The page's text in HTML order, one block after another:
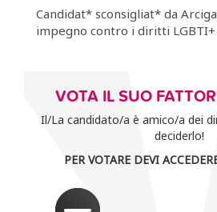
Candidat* sconsigliat* da
impegno contro i diritti LGBTI+
VOTA IL SUO
Il/La candidato/a è amico/a dei
deciderlo!
PER VOTARE DEVI